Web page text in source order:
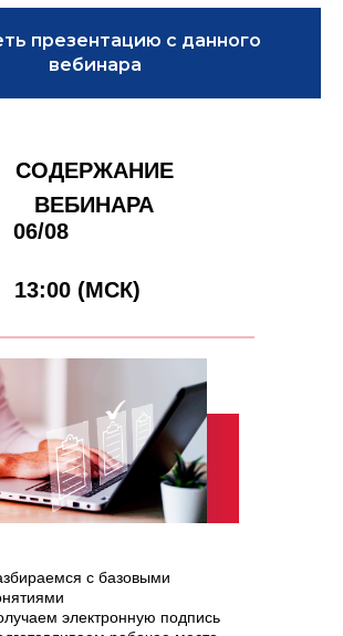
презентацию с данного
вебинара
СОДЕРЖАНИЕ
ВЕБИНАРА
с базовыми
электронную подпись
13:00 (МСК)
06/08